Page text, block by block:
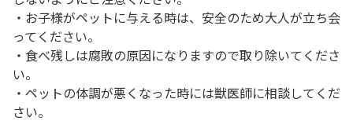
・お子様がペットに与える時は、安全のため大人が立ち会
ってください。
・食べ残しは腐敗の原因になりますので取り除いてくださ
い。
・ペットの体調が悪くなった時には獣医師に相談してくだ
さい。